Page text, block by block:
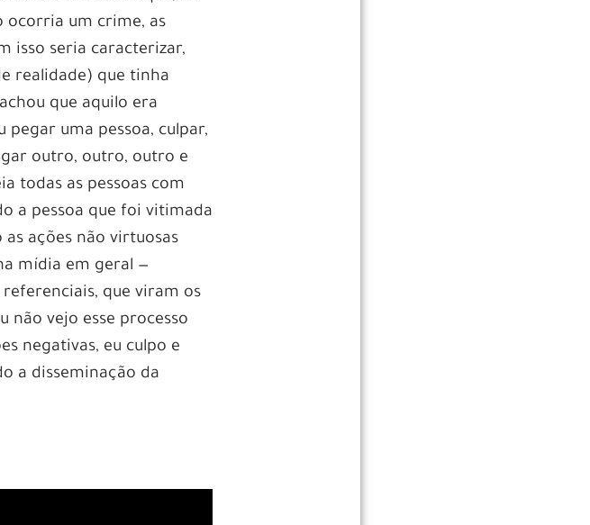
ocorria um crime, as
isso seria caracterizar,
realidade) que tinha
que aquilo era
pegar uma pessoa, culpar,
outro, outro, outro e
todas as pessoas com
a pessoa que foi vitimada
ações não virtuosas
mídia em geral —
referenciais, que viram os
não vejo esse processo
negativas, eu culpo e
a disseminação da